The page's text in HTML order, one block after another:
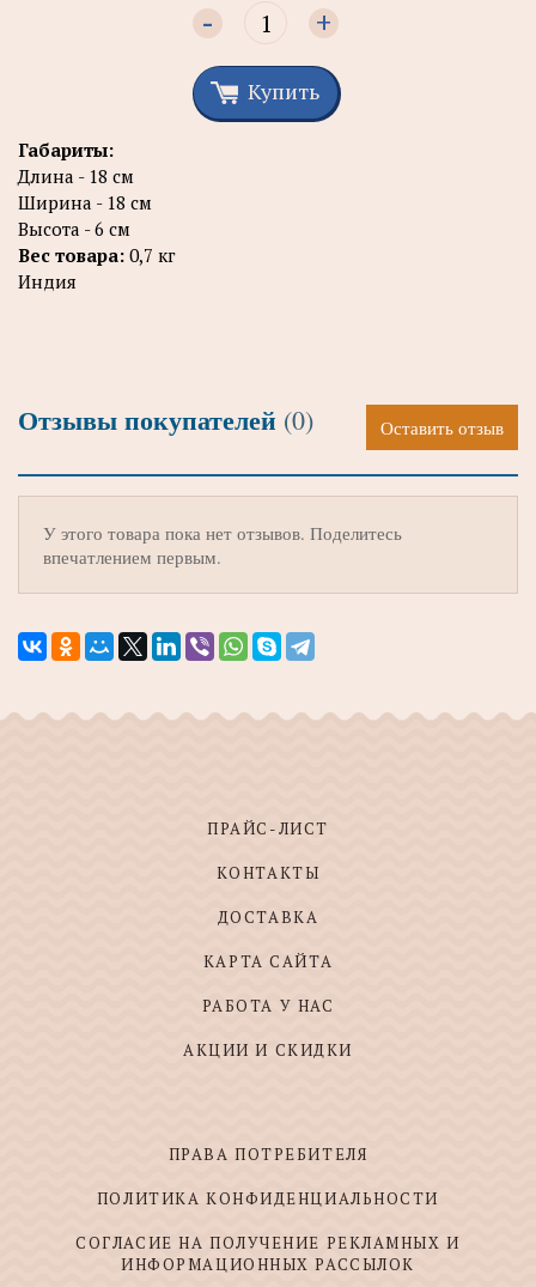
- +
Купить
Габариты:
Длина - 18 см
Ширина - 18 см
Высота - 6 см
Вес товара: 0,7 кг
Индия
Отзывы покупателей (0) Оставить отзыв
У этого товара пока нет отзывов. Поделитесь
впечатлением первым.
ПРАЙС-ЛИСТ
КОНТАКТЫ
ДОСТАВКА
КАРТА САЙТА
РАБОТА У НАС
АКЦИИ И СКИДКИ
ПРАВА ПОТРЕБИТЕЛЯ
ПОЛИТИКА КОНФИДЕНЦИАЛЬНОСТИ
СОГЛАСИЕ НА ПОЛУЧЕНИЕ РЕКЛАМНЫХ И
ИНФОРМАЦИОННЫХ РАССЫЛОК